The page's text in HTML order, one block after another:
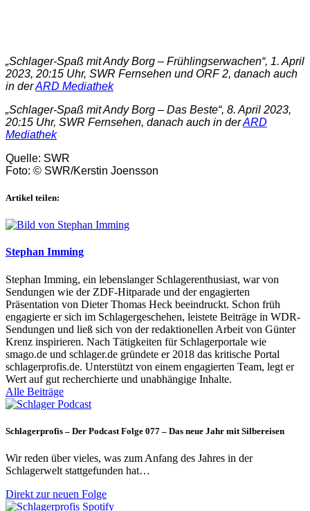
„Schlager-Spaß mit Andy Borg – Frühlingserwachen“, 1. April
2023, 20:15 Uhr, SWR Fernsehen und ORF 2, danach auch
in derARD Mediathek
„Schlager-Spaß mit Andy Borg – Das Beste“, 8. April 2023,
20:15 Uhr, SWR Fernsehen, danach auch in derARD
Mediathek
Quelle: SWR
Foto: © SWR/Kerstin Joensson
Artikel teilen:
Stephan Imming
Stephan Imming, ein lebenslanger Schlagerenthusiast, war von
Sendungen wie der ZDF-Hitparade und der engagierten
Präsentation von Dieter Thomas Heck beeindruckt. Schon früh
engagierte er sich im Schlagergeschehen, leistete Beiträge in WDR-
Sendungen und ließ sich von der redaktionellen Arbeit von Günter
Krenz inspirieren. Nach Tätigkeiten für Schlagerportale wie
smago.de und schlager.de gründete er 2018 das kritische Portal
schlagerprofis.de. Unterstützt von einem engagierten Team, legt er
Wert auf gut recherchierte und unabhängige Inhalte.
Alle Beiträge
Schlagerprofis – Der Podcast Folge 077 – Das neue Jahr mit Silbereisen
Wir reden über vieles, was zum Anfang des Jahres in der
Schlagerwelt stattgefunden hat…
Direkt zur neuen Folge